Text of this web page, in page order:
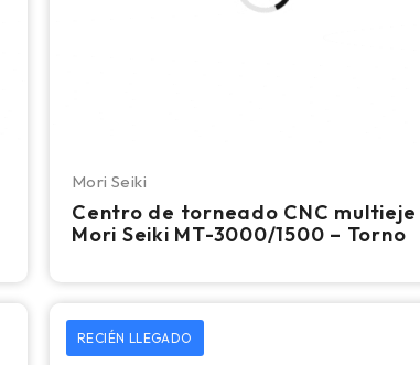
Mori Seiki
Centro de torneado CNC multieje
Mori Seiki MT-3000/1500 – Torno
RECIÉN LLEGADO